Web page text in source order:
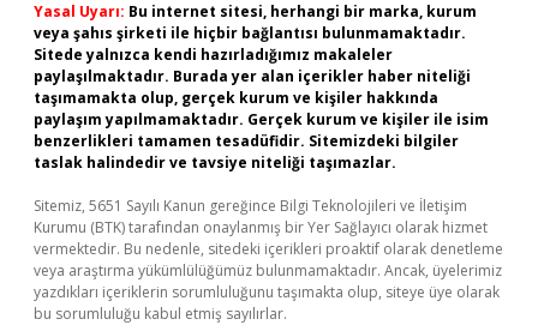
Yasal Uyarı: Bu internet sitesi, herhangi bir marka, kurum
veya şahıs şirketi ile hiçbir bağlantısı bulunmamaktadır.
Sitede yalnızca kendi hazırladığımız makaleler
paylaşılmaktadır. Burada yer alan içerikler haber niteliği
taşımamakta olup, gerçek kurum ve kişiler hakkında
paylaşım yapılmamaktadır. Gerçek kurum ve kişiler ile isim
benzerlikleri tamamen tesadüfidir. Sitemizdeki bilgiler
taslak halindedir ve tavsiye niteliği taşımazlar.
Sitemiz, 5651 Sayılı Kanun gereğince Bilgi Teknolojileri ve İletişim
Kurumu (BTK) tarafından onaylanmış bir Yer Sağlayıcı olarak hizmet
vermektedir. Bu nedenle, sitedeki içerikleri proaktif olarak denetleme
veya araştırma yükümlülüğümüz bulunmamaktadır. Ancak, üyelerimiz
yazdıkları içeriklerin sorumluluğunu taşımakta olup, siteye üye olarak
bu sorumluluğu kabul etmiş sayılırlar.